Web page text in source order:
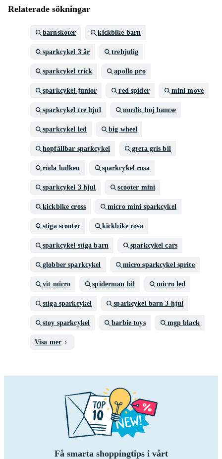
Relaterade sökningar
barnskoter kickbike barn
sparkcykel 3 år trehjulig
sparkcykel trick apollo pro
sparkcykel junior red spider mini move
sparkcykel tre hjul nordic hoj bamse
sparkcykel led big wheel
hopfällbar sparkcykel greta gris bil
röda hulken sparkcykel rosa
sparkcykel 3 hjul scooter mini
kickbike cross micro mini sparkcykel
stiga scooter kickbike rosa
sparkcykel stiga barn sparkcykel cars
globber sparkcykel micro sparkcykel sprite
vit micro spiderman bil micro led
stiga sparkcykel sparkcykel barn 3 hjul
stoy sparkcykel barbie toys mgp black
Visa mer
Få smarta shoppingtips i vårt